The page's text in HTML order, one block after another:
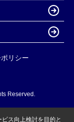
リシー
Reserved.
ス向上検討を目的と